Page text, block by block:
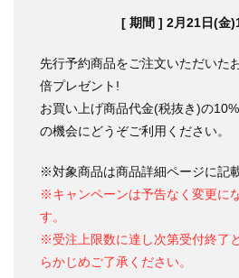
[ 期間 ] 2月21日(金
先行予約商品をご注文いただいた
倍プレゼント!
お買い上げ商品代金(税抜き)の
の機会にどうぞご利用ください。
※対象商品は商品詳細ページに記
※キャンペーンは予告なく変更に
す。
※受注上限数に達し次第受付終了
らかじめご了承ください。